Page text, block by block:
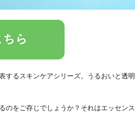
するスキンケアシリーズ。うるおいと透明
のをご存じでしょうか？それはエッセンス